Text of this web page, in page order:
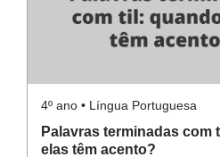
4º ano • Língua Portuguesa
Palavras terminadas com
elas têm acento?